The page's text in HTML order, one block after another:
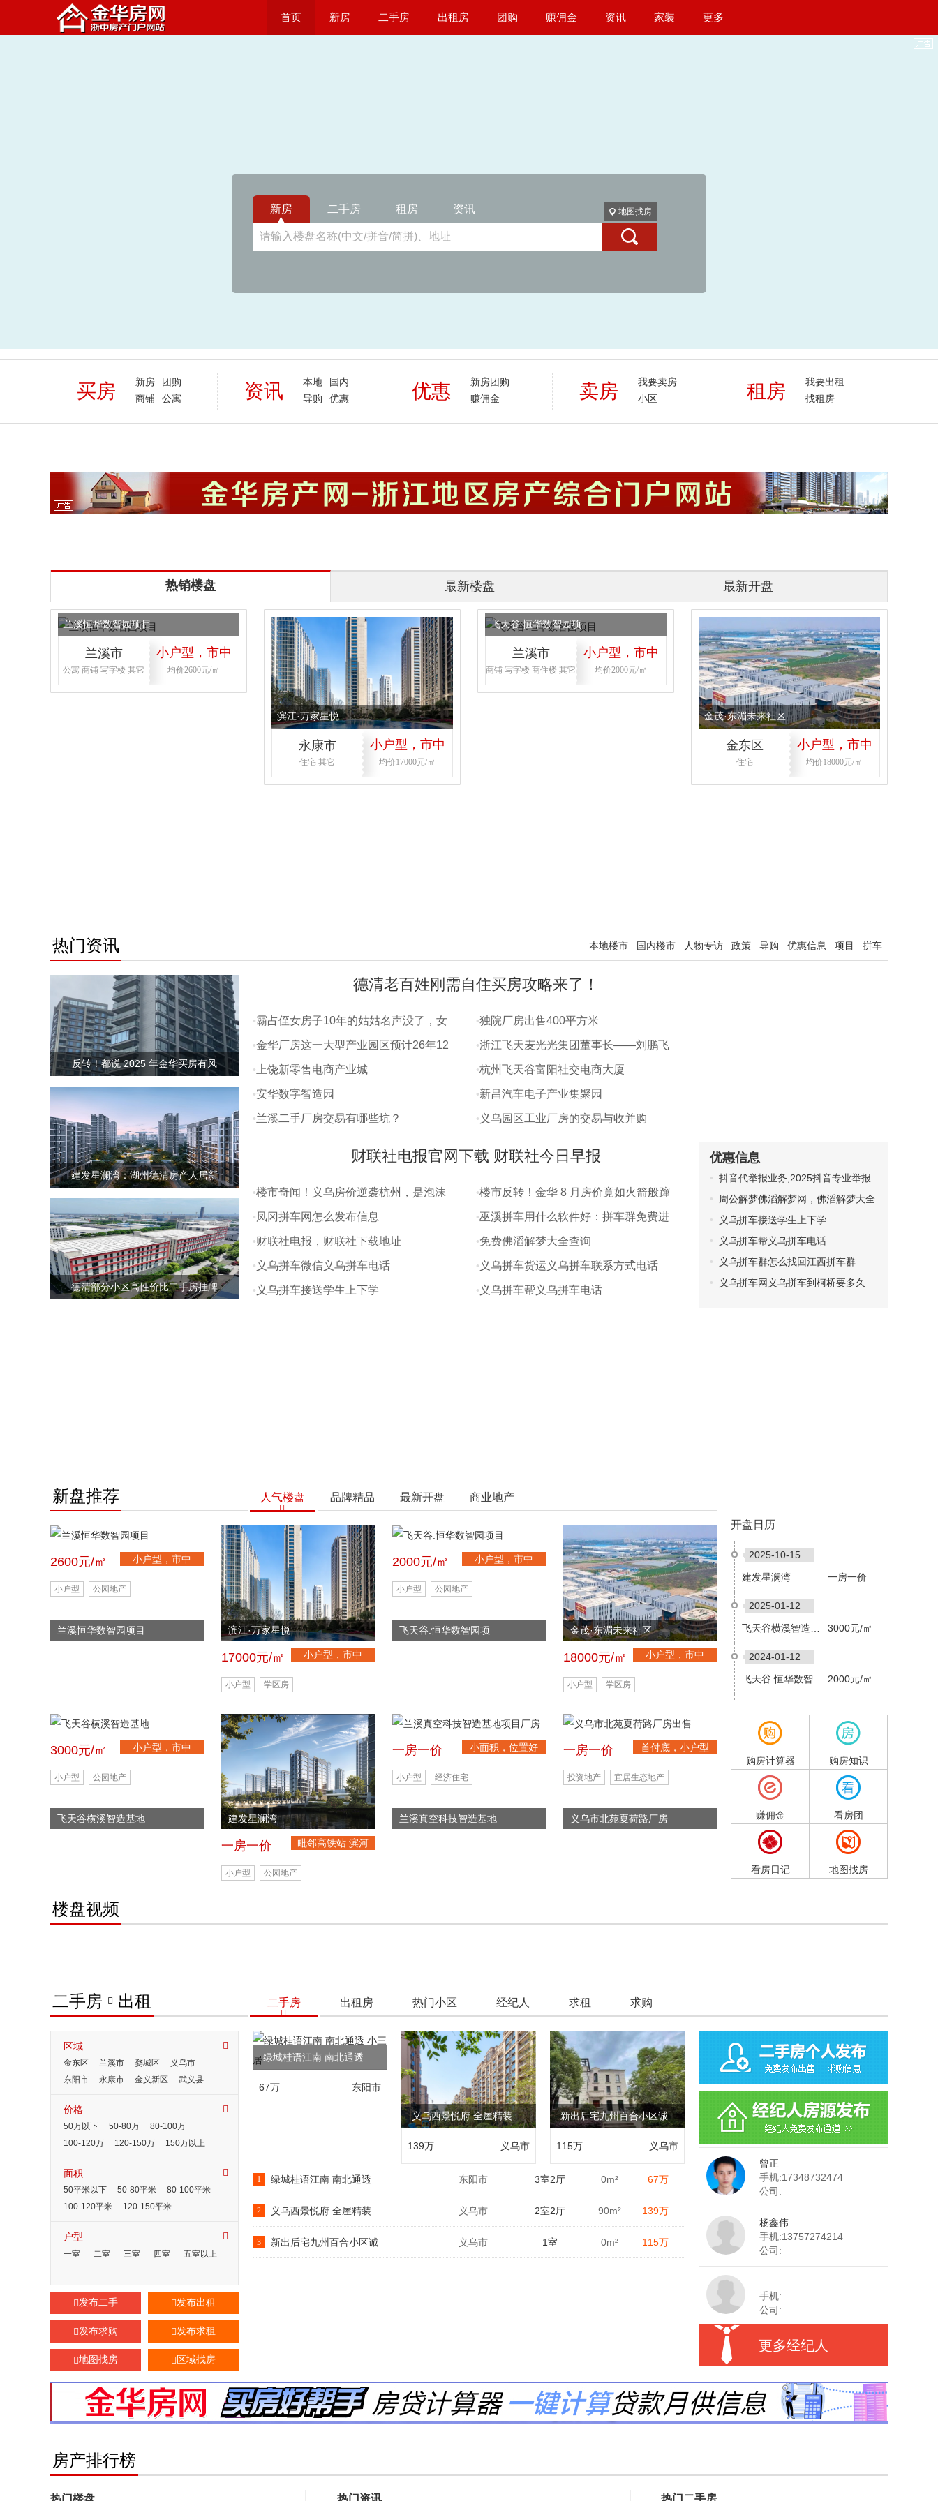
首页 新房 二手房 出租房 团购 赚佣金 资讯 家装 更多
新房 二手房 租房 资讯 地图找房
买房 新房
团购
商铺
公寓 资讯 本地
国内
导购
优惠 优惠
新房团购
赚佣金
卖房
我要卖房
小区
租房
我要出租
找租房
热销楼盘 最新楼盘 最新开盘
兰溪恒华数智园项目
兰溪市
公寓 商铺 写字楼 其它
厂房定制
小户型，市中
心，首付低
均价2600元/㎡
滨江·万家星悦
永康市
住宅 其它
小户型，市中
心，首付低
均价17000元/㎡
飞天谷.恒华数智园项
兰溪市
商铺 写字楼 商住楼 其它
厂房定制
小户型，市中
心，首付低
均价2000元/㎡
金茂·东湄未来社区
金东区
住宅
小户型，市中
心，首付低
均价18000元/㎡
热门资讯 本地楼市 国内楼市 人物专访 政策 导购 优惠信息 项目 拼车
反转！都说 2025 年金华买房有风
建发星澜湾：湖州德清房产人居新
德清部分小区高性价比二手房挂牌
德清老百姓刚需自住买房攻略来了！
霸占侄女房子10年的姑姑名声没了，女
儿被连累
独院厂房出售400平方米
金华厂房这一大型产业园区预计26年12
月建成
浙江飞天麦光光集团董事长——刘鹏飞
上饶新零售电商产业城 杭州飞天谷富阳社交电商大厦
安华数字智造园 新昌汽车电子产业集聚园
兰溪二手厂房交易有哪些坑？ 义乌园区工业厂房的交易与收并购
财联社电报官网下载 财联社今日早报
楼市奇闻！义乌房价逆袭杭州，是泡沫
还是另有隐情？
楼市反转！金华 8 月房价竟如火箭般蹿
升 26%，背后有何隐情？
凤冈拼车网怎么发布信息 巫溪拼车用什么软件好：拼车群免费进
入
财联社电报，财联社下载地址 免费佛滔解梦大全查询
义乌拼车微信义乌拼车电话 义乌拼车货运义乌拼车联系方式电话
义乌拼车接送学生上下学 义乌拼车帮义乌拼车电话
优惠信息
抖音代举报业务,2025抖音专业举报
团队周公解梦佛滔解梦网，佛滔解梦大全
查询义乌拼车接送学生上下学
义乌拼车帮义乌拼车电话
义乌拼车群怎么找回江西拼车群
义乌拼车网义乌拼车到柯桥要多久
新盘推荐 人气楼盘

品牌精品 最新开盘 商业地产
兰溪恒华数智园项目
2600元/㎡
小户型，市中
小户型 公园地产
滨江·万家星悦
17000元/㎡
小户型，市中
小户型 学区房
飞天谷.恒华数智园项
2000元/㎡
小户型，市中
小户型 公园地产
金茂·东湄未来社区
18000元/㎡
小户型，市中
小户型 学区房
飞天谷横溪智造基地
3000元/㎡
小户型，市中
小户型 公园地产
建发星澜湾
一房一价
毗邻高铁站 滨河
小户型 公园地产
兰溪真空科技智造基地
一房一价 小面积，位置好
小户型 经济住宅
义乌市北苑夏荷路厂房
一房一价 首付底，小户型
投资地产 宜居生态地产
开盘日历
2025-10-15
建发星澜湾
一房一价
2025-01-12
3000元/㎡
2024-01-12
2000元/㎡
2600元/㎡
2023-01-12
滨江·万家星悦
17000元/㎡
2022-01-12
金茂·东湄未来社区
18000元/㎡
购房计算器 购房知识
赚佣金 看房团
看房日记 地图找房
楼盘视频
二手房  出租 二手房

出租房 热门小区 经纪人 求租 求购

区域
金东区 兰溪市 婺城区
义乌市
东阳市
永康市 金义新区
武义县
德清县
金华
遵义

价格
50万以下 50-80万
80-100万
100-120万
120-150万 150万以上

面积
50平米以下 50-80平米
80-100平米
100-120平米
120-150平米

户型
一室 二室 三室 四室 五室以上
发布二手 发布出租
发布求购 发布求租
地图找房  区域找房
绿城桂语江南 南北通透
东阳市
67万
义乌西景悦府 全屋精装
义乌市
139万
新出后宅九州百合小区诚
义乌市
115万
1 绿城桂语江南 南北通透 东阳市 3室2厅 0m² 67万
2 义乌西景悦府 全屋精装 义乌市 2室2厅 90m² 139万
3 新出后宅九州百合小区诚 义乌市 1室 0m² 115万
曾正
手机:17348732474
公司:
杨鑫伟
手机:13757274214
公司:
手机:
公司:
更多经纪人
房产排行榜
热门楼盘 热门资讯 热门二手房